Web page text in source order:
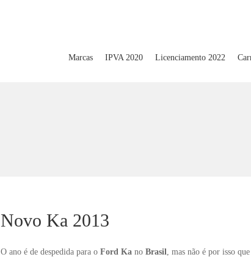
Marcas IPVA 2020 Licenciamento 2022
Novo Ka 2013
O ano é de despedida para oFord Ka no Brasil , mas não é por isso